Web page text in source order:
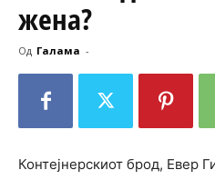
жена?
Од Галама -
Контејнерскиот брод, Евер